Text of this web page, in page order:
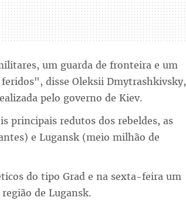
um guarda de fronteira e um
disse Oleksii Dmytrashkivsky,
pelo governo de Kiev.
principais redutos dos rebeldes, as
e Lugansk (meio milhão de
do tipo Grad e na sexta-feira um
de Lugansk.